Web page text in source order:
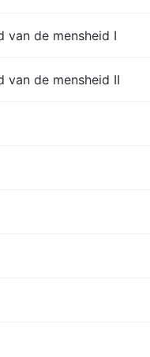
van de mensheid I
van de mensheid II